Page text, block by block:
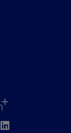
BSL
Facebook
Linkedin